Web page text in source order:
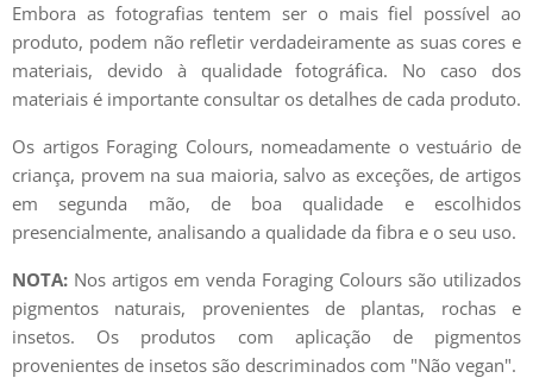
Embora as fotografias tentem ser o mais fiel possível ao
produto, podem não refletir verdadeiramente as suas cores e
materiais, devido à qualidade fotográfica. No caso dos
materiais é importante consultar os detalhes de cada produto.
Os artigos Foraging Colours, nomeadamente o vestuário de
criança, provem na sua maioria, salvo as exceções, de artigos
em segunda mão, de boa qualidade e escolhidos
presencialmente, analisando a qualidade da fibra e o seu uso.
NOTA: Nos artigos em venda Foraging Colours são utilizados
pigmentos naturais, provenientes de plantas, rochas e
insetos. Os produtos com aplicação de pigmentos
provenientes de insetos são descriminados com "Não vegan".